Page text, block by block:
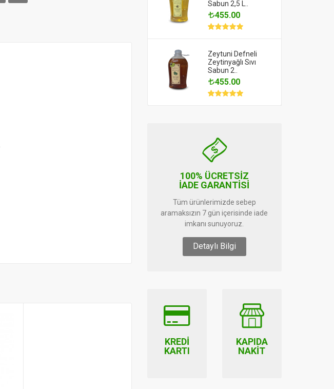
Sabun 2,5 L..
455.00
Zeytuni Defneli
Zeytinyağlı Sıvı
Sabun 2..
455.00
100% ÜCRETSİZ
İADE GARANTİSİ
Tüm ürünlerimizde sebep
aramaksızın 7 gün içerisinde iade
imkanı sunuyoruz.
Detaylı Bilgi
KREDI
KARTI
KAPIDA
NAKIT